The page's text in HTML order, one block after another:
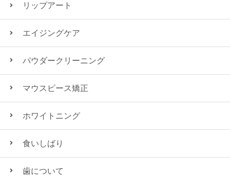
リップアート
エイジングケア
パウダークリーニング
マウスピース矯正
ホワイトニング
食いしばり
歯について